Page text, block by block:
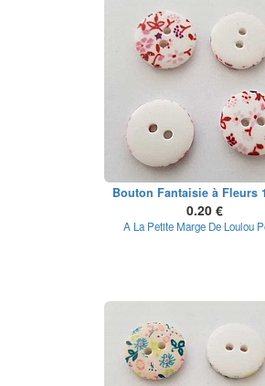
Bouton Fantaisie à Fleurs
0.20 €
A La Petite Marge De Loulou